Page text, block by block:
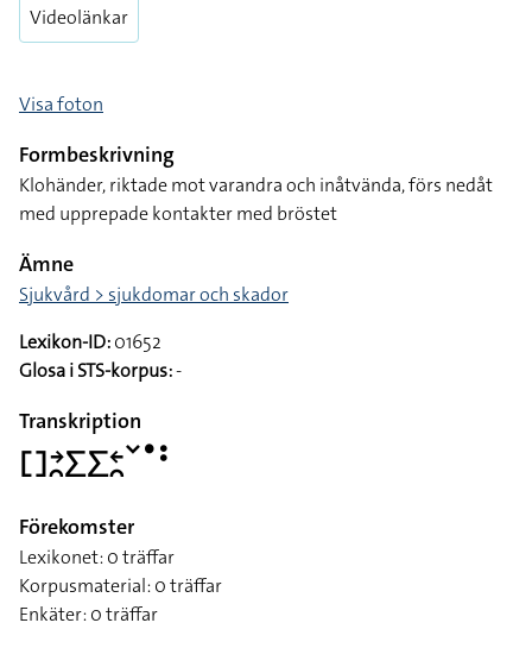
Videolänkar
Visa foton
Formbeskrivning
Klohänder, riktade mot varandra och inåtvända, förs nedåt
med upprepade kontakter med bröstet
Ämne
Sjukvård > sjukdomar och skador
Lexikon-ID:01652
Glosa i STS-korpus:-
Transkription
􌤓􌥔􌥘􌤥􌤥􌥓􌥘􌥧􌤟􌥻
Förekomster
Lexikonet: 0 träffar
Korpusmaterial: 0 träffar
Enkäter: 0 träffar